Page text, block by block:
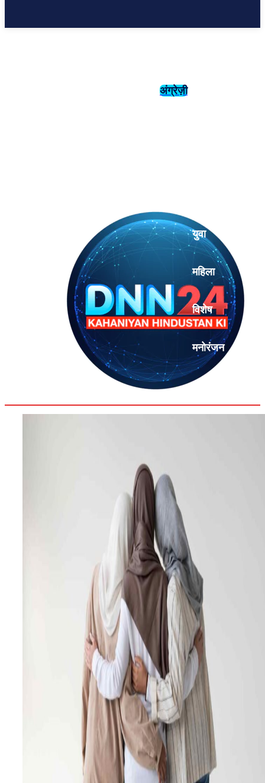
अंग्रेज़ी
युवा
महिला
विशेष
मनोरंजन